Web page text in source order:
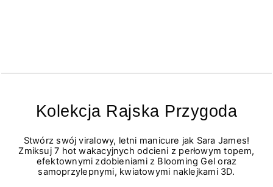
Kolekcja Rajska Przygoda
Stwórz swój viralowy, letni manicure jak Sara James!
Zmiksuj 7 hot wakacyjnych odcieni z perłowym topem,
efektownymi zdobieniami z Blooming Gel oraz
samoprzylepnymi, kwiatowymi naklejkami 3D.